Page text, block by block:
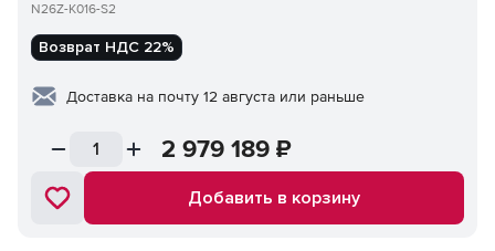
N26Z-K016-S2
Возврат НДС 22%
Доставка на почту 12 августа или раньше
2 979 189 ₽
Добавить в корзину